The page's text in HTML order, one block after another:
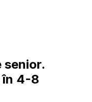
senior.
în 4-8